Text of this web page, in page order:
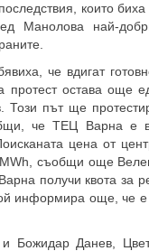
които
Манолова най-
че вдигат
остава още
път ще
че ТЕЦ Варна е
цена от
съобщи още
получи квота за
информира още, че
и Божидар Данев,